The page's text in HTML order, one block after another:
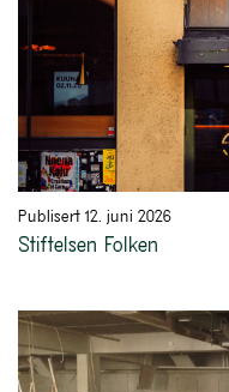
Publisert 12. juni 2026
Stiftelsen Folken